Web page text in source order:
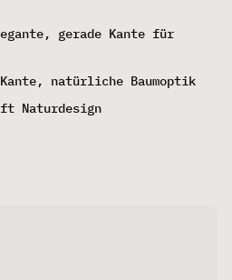
gerade Kante für
natürliche Baumoptik
Naturdesign